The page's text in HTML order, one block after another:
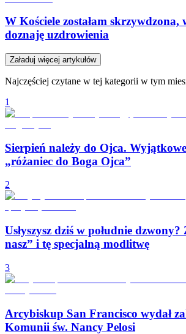
W Kościele zostałam skrzywdzona,
doznaję uzdrowienia
Załaduj więcej artykułów
Najczęściej czytane w tej kategorii w tym
1
Sierpień należy do Ojca.
„różaniec do Boga Ojca”
2
Usłyszysz dziś w południe
nasz” i tę specjalną modlitwę
3
Arcybiskup San Francisco wydał
Komunii św. Nancy Pelosi